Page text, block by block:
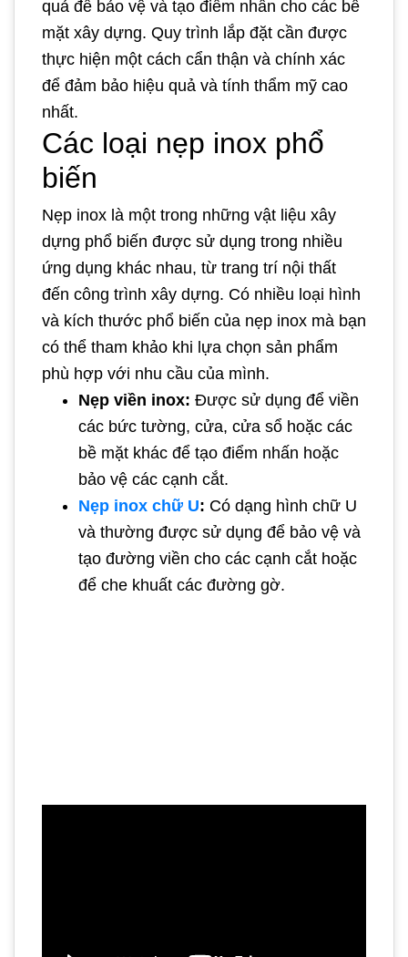
quả để bảo vệ và tạo điểm nhấn cho các bề
mặt xây dựng. Quy trình lắp đặt cần được
thực hiện một cách cẩn thận và chính xác
để đảm bảo hiệu quả và tính thẩm mỹ cao
nhất.
Các loại nẹp inox phổ
biến
Nẹp inox là một trong những vật liệu xây
dựng phổ biến được sử dụng trong nhiều
ứng dụng khác nhau, từ trang trí nội thất
đến công trình xây dựng. Có nhiều loại hình
và kích thước phổ biến của nẹp inox mà bạn
có thể tham khảo khi lựa chọn sản phẩm
phù hợp với nhu cầu của mình.
Nẹp viền inox: Được sử dụng để viền
các bức tường, cửa, cửa sổ hoặc các
bề mặt khác để tạo điểm nhấn hoặc
bảo vệ các cạnh cắt.
Nẹp inox chữ U: Có dạng hình chữ U
và thường được sử dụng để bảo vệ và
tạo đường viền cho các cạnh cắt hoặc
để che khuất các đường gờ.